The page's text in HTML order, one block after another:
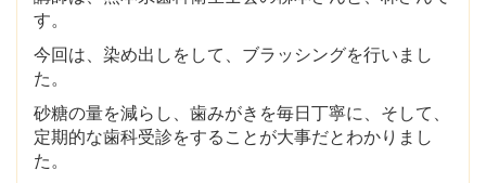
す。
今回は、染め出しをして、ブラッシングを行いまし
た。
砂糖の量を減らし、歯みがきを毎日丁寧に、そして、
定期的な歯科受診をすることが大事だとわかりまし
た。